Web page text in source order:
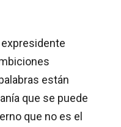
están
que se puede
que no es el